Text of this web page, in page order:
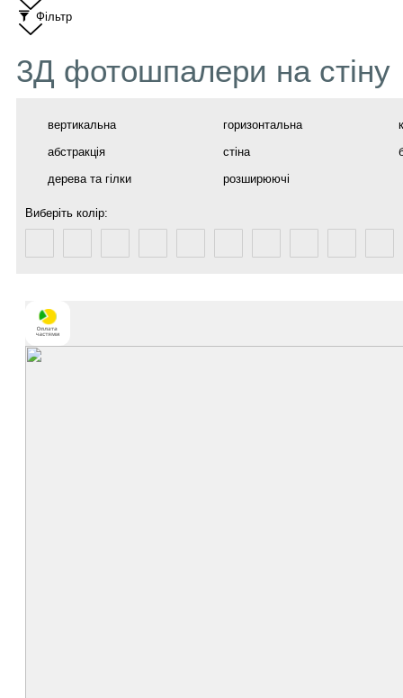
Фільтр
3Д фотошпалери на стіну
вертикальна горизонтальна
абстракція
стіна
дерева та гілки
розширюючі
Виберіть колір: